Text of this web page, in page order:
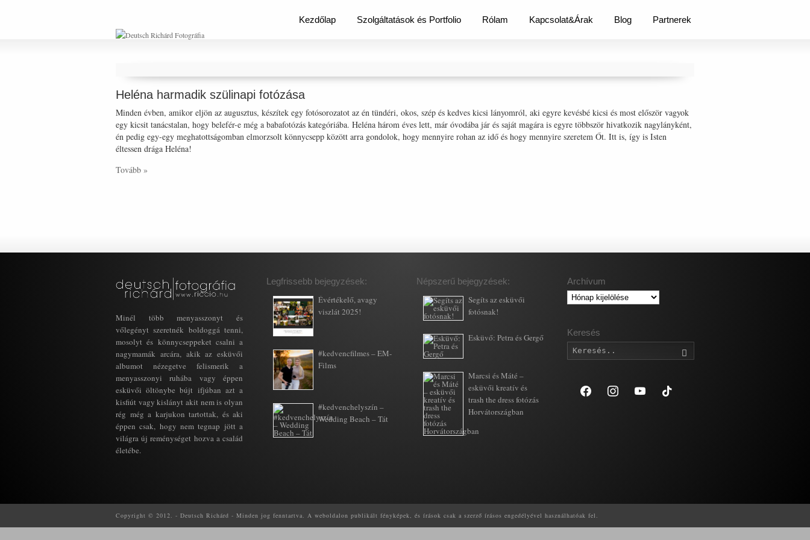
Kezdőlap Szolgáltatások és Portfolio Rólam Kapcsolat&Árak Blog Partnerek
Heléna harmadik szülinapi fotózása
Minden évben, amikor eljön az augusztus, készítek egy fotósorozatot az én tündéri, okos, szép és kedves kicsi lányomról, aki egyre kevésbé kicsi és most először vagyok
egy kicsit tanácstalan, hogy belefér-e még a babafotózás kategóriába. Heléna három éves lett, már óvodába jár és saját magára is egyre többször hivatkozik nagylányként,
én pedig egy-egy meghatottságomban elmorzsolt könnycsepp között arra gondolok, hogy mennyire rohan az idő és hogy mennyire szeretem Őt. Itt is, így is Isten
éltessen drága Heléna!
Tovább »
Minél több menyasszonyt és
vőlegényt szeretnék boldoggá tenni,
mosolyt és könnycseppeket csalni a
nagymamák arcára, akik az esküvői
albumot nézegetve felismerik a
menyasszonyi ruhába vagy éppen
esküvői öltönybe bújt ifjúban azt a
kisfiút vagy kislányt akit nem is olyan
rég még a karjukon tartottak, és aki
éppen csak, hogy nem tegnap jött a
világra új reménységet hozva a család
életébe.
Legfrissebb bejegyzések:
Évértékelő, avagy
viszlát 2025!
#kedvencfilmes – EM-
Films
#kedvenchelyszín –
Wedding Beach – Tát
Népszerű bejegyzések:
Segíts az esküvői
fotósnak!
Esküvő: Petra és Gergő
Marcsi és Máté –
esküvői kreatív és
trash the dress fotózás
Horvátországban
Archívum
Archívum
Keresés
Keresés
facebook instagram youtube tiktok
Copyright © 2012. - Deutsch Richárd - Minden jog fenntartva. A weboldalon publikált fényképek, és írások csak a szerző írásos engedélyével használhatóak fel.